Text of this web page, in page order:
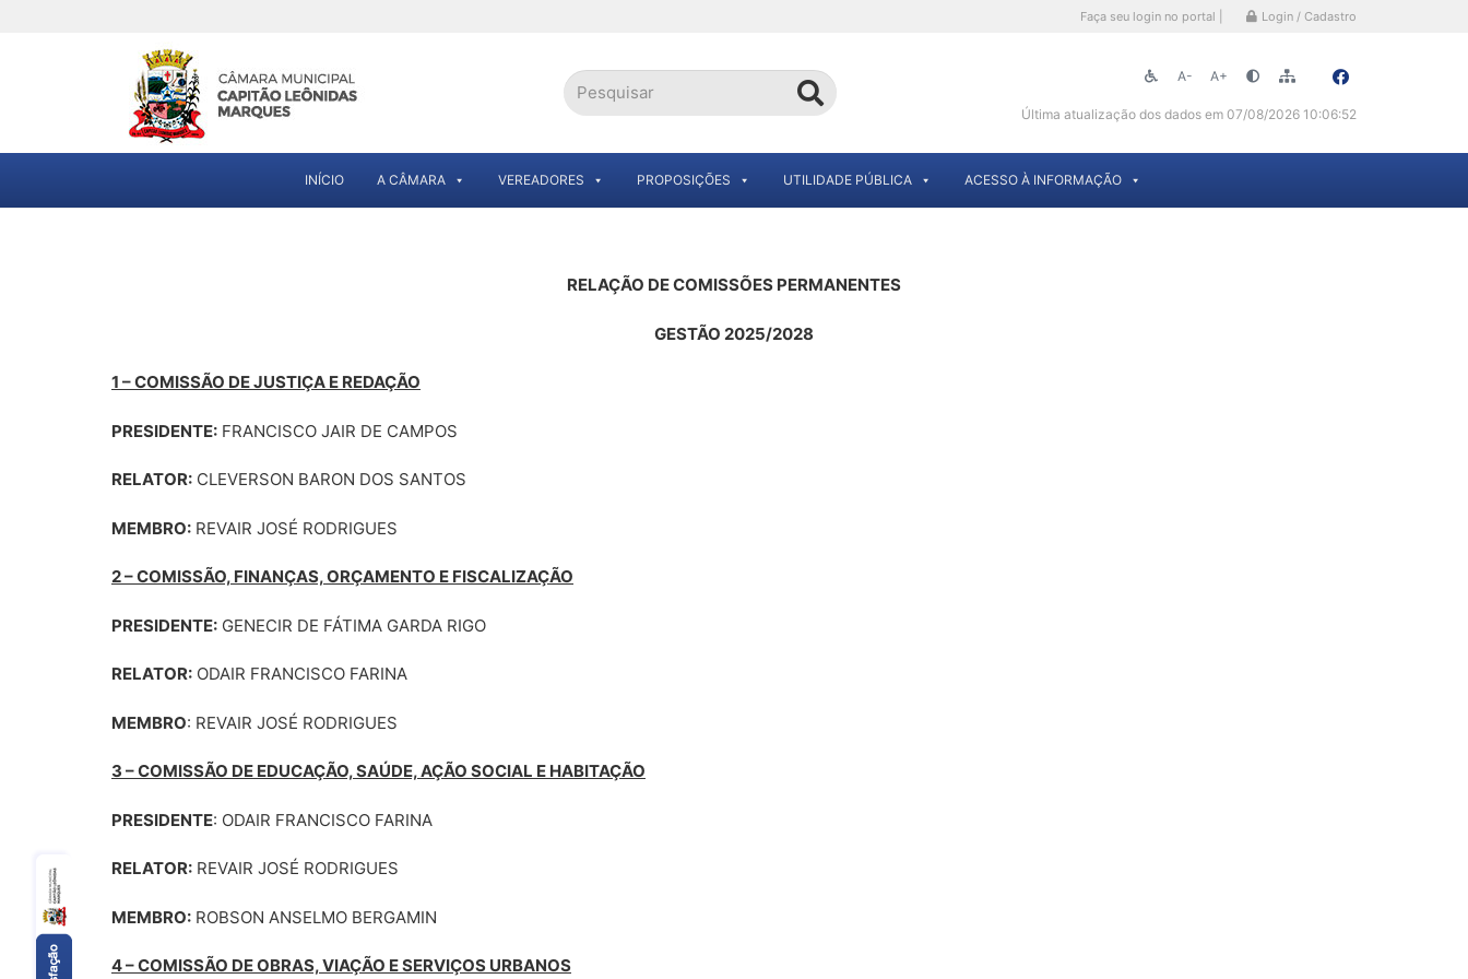
Faça seu login no portal | Login / Cadastro
A- A+
Última atualização dos dados em 07/08/2026 10:06:52
INÍCIO A CÂMARA VEREADORES PROPOSIÇÕES UTILIDADE PÚBLICA ACESSO À INFORMAÇÃO
RELAÇÃO DE COMISSÕES PERMANENTES
GESTÃO 2025/2028
1 – COMISSÃO DE JUSTIÇA E REDAÇÃO
PRESIDENTE: FRANCISCO JAIR DE CAMPOS
RELATOR: CLEVERSON BARON DOS SANTOS
MEMBRO: REVAIR JOSÉ RODRIGUES
2 – COMISSÃO, FINANÇAS, ORÇAMENTO E FISCALIZAÇÃO
PRESIDENTE: GENECIR DE FÁTIMA GARDA RIGO
RELATOR: ODAIR FRANCISCO FARINA
MEMBRO: REVAIR JOSÉ RODRIGUES
3 – COMISSÃO DE EDUCAÇÃO, SAÚDE, AÇÃO SOCIAL E HABITAÇÃO
PRESIDENTE: ODAIR FRANCISCO FARINA
RELATOR: REVAIR JOSÉ RODRIGUES
MEMBRO: ROBSON ANSELMO BERGAMIN
4 – COMISSÃO DE OBRAS, VIAÇÃO E SERVIÇOS URBANOS